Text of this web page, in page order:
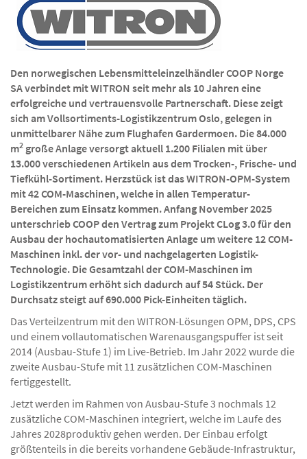
Den norwegischen Lebensmitteleinzelhändler COOP Norge
SA verbindet mit WITRON seit mehr als 10 Jahren eine
erfolgreiche und vertrauensvolle Partnerschaft. Diese zeigt
sich am Vollsortiments-Logistikzentrum Oslo, gelegen in
unmittelbarer Nähe zum Flughafen Gardermoen. Die 84.000
m2 große Anlage versorgt aktuell 1.200 Filialen mit über
13.000 verschiedenen Artikeln aus dem Trocken-, Frische- und
Tiefkühl-Sortiment. Herzstück ist das WITRON-OPM-System
mit 42 COM-Maschinen, welche in allen Temperatur-
Bereichen zum Einsatz kommen. Anfang November 2025
unterschrieb COOP den Vertrag zum Projekt CLog 3.0 für den
Ausbau der hochautomatisierten Anlage um weitere 12 COM-
Maschinen inkl. der vor- und nachgelagerten Logistik-
Technologie. Die Gesamtzahl der COM-Maschinen im
Logistikzentrum erhöht sich dadurch auf 54 Stück. Der
Durchsatz steigt auf 690.000 Pick-Einheiten täglich.
Das Verteilzentrum mit den WITRON-Lösungen OPM, DPS, CPS
und einem vollautomatischen Warenausgangspuffer ist seit
2014 (Ausbau-Stufe 1) im Live-Betrieb. Im Jahr 2022 wurde die
zweite Ausbau-Stufe mit 11 zusätzlichen COM-Maschinen
fertiggestellt.
Jetzt werden im Rahmen von Ausbau-Stufe 3 nochmals 12
zusätzliche COM-Maschinen integriert, welche im Laufe des
Jahres 2028produktiv gehen werden. Der Einbau erfolgt
größtenteils in die bereits vorhandene Gebäude-Infrastruktur,